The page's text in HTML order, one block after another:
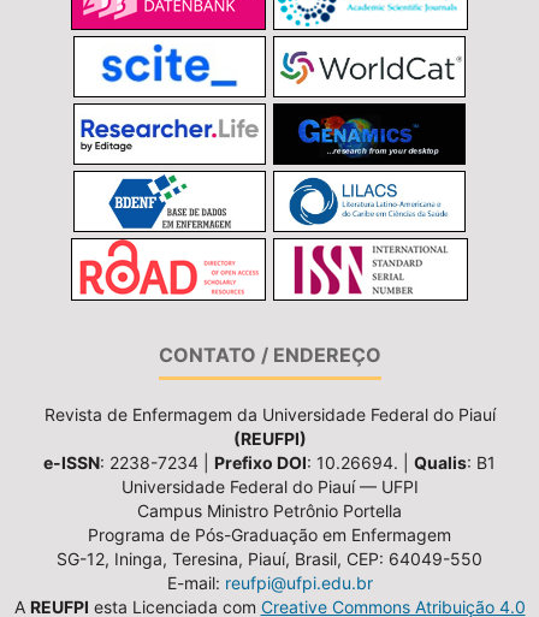
CONTATO / ENDEREÇO
Revista de Enfermagem da Universidade Federal do Piauí
(REUFPI)
e-ISSN: 2238-7234 | Prefixo DOI: 10.26694. | Qualis: B1
Universidade Federal do Piauí — UFPI
Campus Ministro Petrônio Portella
Programa de Pós-Graduação em Enfermagem
SG-12, Ininga, Teresina, Piauí, Brasil, CEP: 64049-550
E-mail: reufpi@ufpi.edu.br
A REUFPI esta Licenciada com Creative Commons Atribuição 4.0